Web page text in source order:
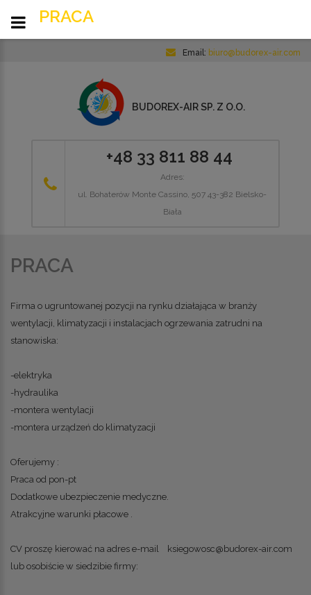
Email: biuro@budorex-air.com
BUDOREX-AIR SP. Z O.O.
+48 33 811 88 44
Adres:
ul. Bohaterów Monte Cassino, 507 43-382 Bielsko-
Biała
PRACA
Firma o ugruntowanej pozycji na rynku działająca w branży
wentylacji, klimatyzacji i instalacjach ogrzewania zatrudni na
stanowiska:
-elektryka
-hydraulika
-montera wentylacji
-montera urządzeń do klimatyzacji
Oferujemy :
Praca od pon-pt
Dodatkowe ubezpieczenie medyczne.
Atrakcyjne warunki płacowe .
CV proszę kierować na adres e-mail
ksiegowosc@budorex-air.com
lub osobiście w siedzibie firmy:
PRACA